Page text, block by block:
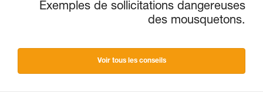
Exemples de sollicitations dangereuses
des mousquetons.
Voir tous les conseils